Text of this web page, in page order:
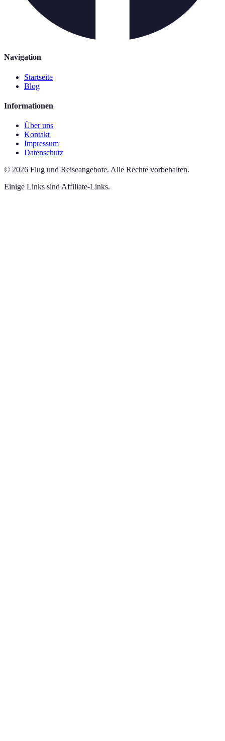
Navigation
Startseite
Blog
Informationen
Über uns
Kontakt
Impressum
Datenschutz
© 2026 Flug und Reiseangebote. Alle Rechte vorbehalten.
Einige Links sind Affiliate-Links.